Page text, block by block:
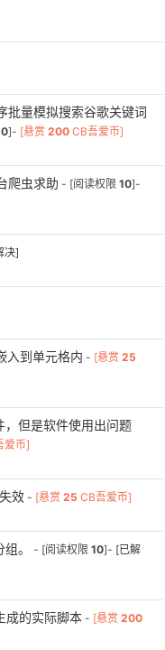
批量模拟搜索谷歌关键词
]- [悬赏 200 CB吾爱币]
爬虫求助 - [阅读权限 10]-
决]
入到单元格内 - [悬赏 25
，但是软件使用出问题
爱币]
效 - [悬赏 25 CB吾爱币]
。 - [阅读权限 10]- [已解
成的实际脚本 - [悬赏 200